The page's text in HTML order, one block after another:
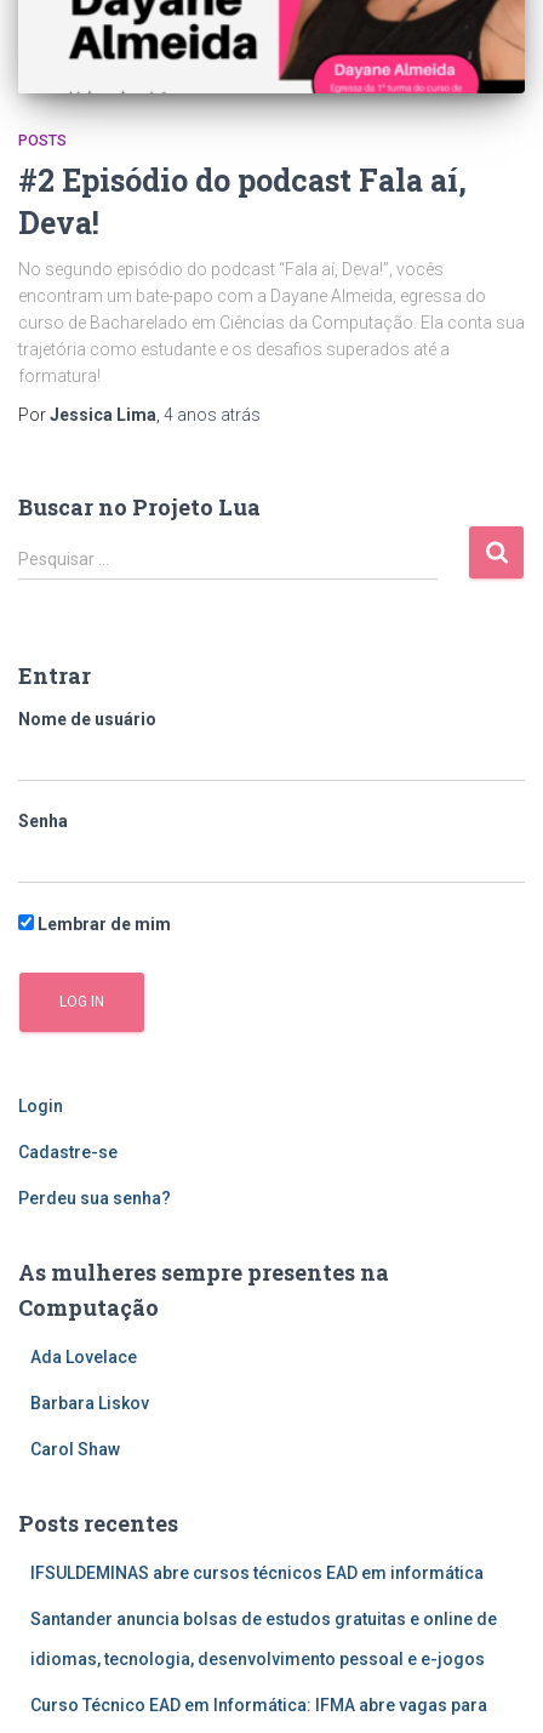
POSTS
#2 Episódio do podcast Fala aí,
Deva!
No segundo episódio do podcast “Fala aí, Deva!”, vocês
encontram um bate-papo com a Dayane Almeida, egressa do
curso de Bacharelado em Ciências da Computação. Ela conta sua
trajetória como estudante e os desafios superados até a
formatura!
PorJessica Lima 4 anos atrás
Buscar no Projeto Lua
Pesquisar …
Entrar
Nome de usuário
Senha
Lembrar de mim
Login
Cadastre-se
Perdeu sua senha?
As mulheres sempre presentes na
Computação
Ada Lovelace
Barbara Liskov
Carol Shaw
Posts recentes
IFSULDEMINAS abre cursos técnicos EAD em informática
Santander anuncia bolsas de estudos gratuitas e online de
idiomas, tecnologia, desenvolvimento pessoal e e-jogos
Curso Técnico EAD em Informática: IFMA abre vagas para